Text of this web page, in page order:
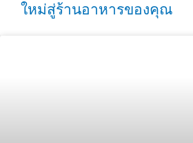
ใหม่สู่ร้านอาหารของคุณ